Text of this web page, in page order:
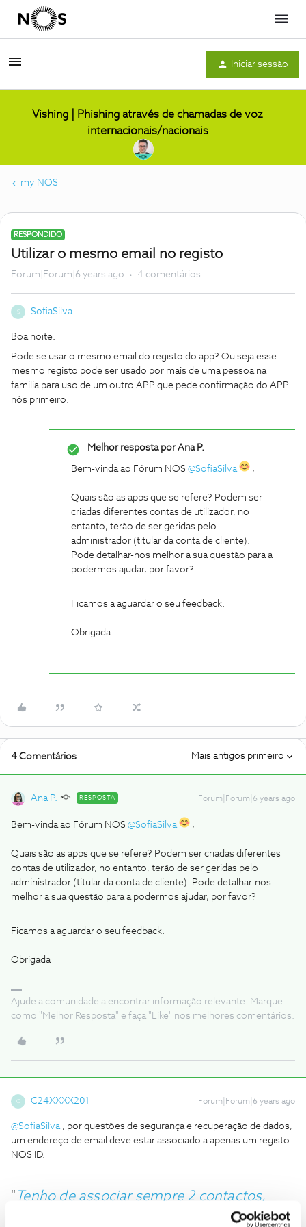
Menu
Iniciar sessão
Vishing | Phishing através de chamadas de voz
internacionais/nacionais
my NOS
RESPONDIDO
Utilizar o mesmo email no registo
Forum|Forum|6 years ago 4 comentários
S SofiaSilva
Boa noite.
Pode se usar o mesmo email do registo do app? Ou seja esse
mesmo registo pode ser usado por mais de uma pessoa na
familia para uso de um outro APP que pede confirmação do APP
nós primeiro.
Melhor resposta porAna P.
Bem-vinda ao Fórum NOS @SofiaSilva ,
Quais são as apps que se refere? Podem ser
criadas diferentes contas de utilizador, no
entanto, terão de ser geridas pelo
administrador (titular da conta de cliente).
Pode detalhar-nos melhor a sua questão para a
podermos ajudar, por favor?
Ficamos a aguardar o seu feedback.
Obrigada
4 Comentários Mais antigos primeiro
Ana P. RESPOSTA Forum|Forum|6 years ago
Bem-vinda ao Fórum NOS @SofiaSilva ,
Quais são as apps que se refere? Podem ser criadas diferentes
contas de utilizador, no entanto, terão de ser geridas pelo
administrador (titular da conta de cliente). Pode detalhar-nos
melhor a sua questão para a podermos ajudar, por favor?
Ficamos a aguardar o seu feedback.
Obrigada
Ajude a comunidade a encontrar informação relevante. Marque
como "Melhor Resposta" e faça "Like" nos melhores comentários.
C C24XXXX201 Forum|Forum|6 years ago
@SofiaSilva, por questões de segurança e recuperação de dados,
um endereço de email deve estar associado a apenas um registo
NOS ID.
" Tenho de associar sempre 2 contactos,